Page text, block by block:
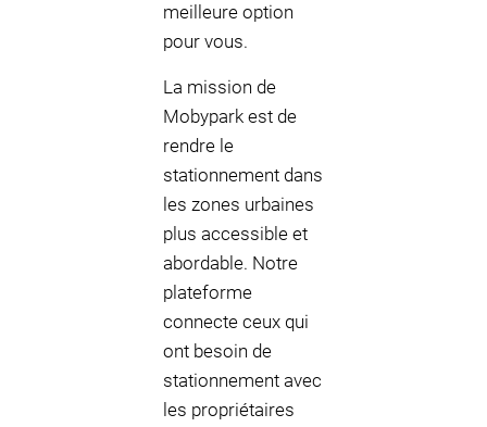
meilleure option
pour vous.
La mission de
Mobypark est de
rendre le
stationnement dans
les zones urbaines
plus accessible et
abordable. Notre
plateforme
connecte ceux qui
ont besoin de
stationnement avec
les propriétaires